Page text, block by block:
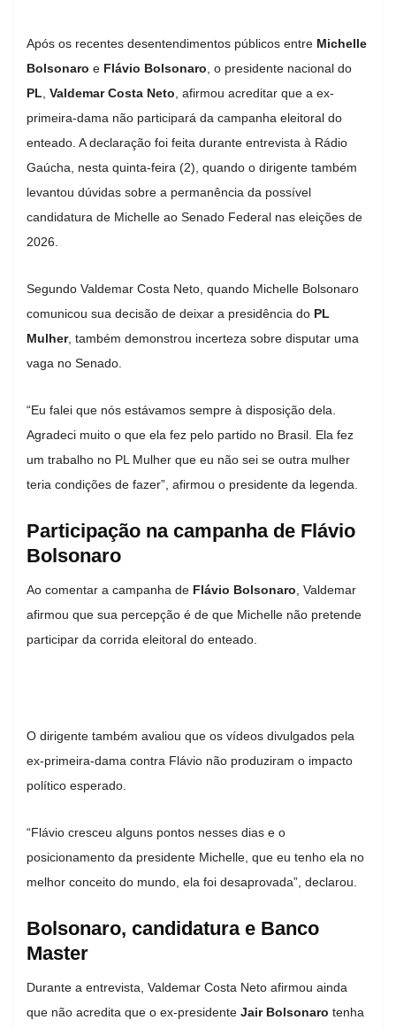
Após os recentes desentendimentos públicos entre Michelle
Bolsonaro e Flávio Bolsonaro , o presidente nacional do
PL Valdemar Costa Neto , afirmou acreditar que a ex-
primeira-dama não participará da campanha eleitoral do
enteado. A declaração foi feita durante entrevista à Rádio
Gaúcha, nesta quinta-feira (2), quando o dirigente também
levantou dúvidas sobre a permanência da possível
candidatura de Michelle ao Senado Federal nas eleições de
2026.
Segundo Valdemar Costa Neto, quando Michelle Bolsonaro
comunicou sua decisão de deixar a presidência do PL
Mulher, também demonstrou incerteza sobre disputar uma
vaga no Senado.
“Eu falei que nós estávamos sempre à disposição dela.
Agradeci muito o que ela fez pelo partido no Brasil. Ela fez
um trabalho no PL Mulher que eu não sei se outra mulher
teria condições de fazer”, afirmou o presidente da legenda.
Participação na campanha de Flávio
Bolsonaro
Ao comentar a campanha de Flávio Bolsonaro , Valdemar
afirmou que sua percepção é de que Michelle não pretende
participar da corrida eleitoral do enteado.
O dirigente também avaliou que os vídeos divulgados pela
ex-primeira-dama contra Flávio não produziram o impacto
político esperado.
“Flávio cresceu alguns pontos nesses dias e o
posicionamento da presidente Michelle, que eu tenho ela no
melhor conceito do mundo, ela foi desaprovada”, declarou.
Bolsonaro, candidatura e Banco
Master
Durante a entrevista, Valdemar Costa Neto afirmou ainda
que não acredita que o ex-presidente Jair Bolsonaro tenha